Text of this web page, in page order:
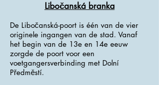
Libočanská branka
De Libočanská-poort is één van de vier
originele ingangen van de stad. Vanaf
het begin van de 13e en 14e eeuw
zorgde de poort voor een
voetgangersverbinding met Dolní
Předměstí.